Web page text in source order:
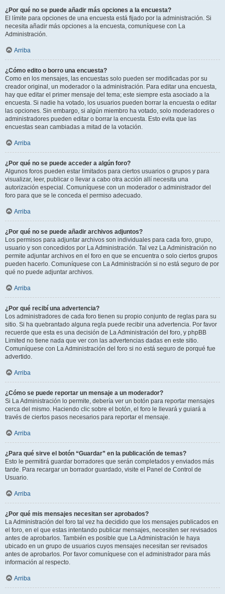
¿Por qué no se puede añadir más opciones a la encuesta?
El límite para opciones de una encuesta está fijado por la administración. Si
necesita añadir más opciones a la encuesta, comuníquese con La
Administración.
Arriba
¿Cómo edito o borro una encuesta?
Como en los mensajes, las encuestas solo pueden ser modificadas por su
creador original, un moderador o la administración. Para editar una encuesta,
hay que editar el primer mensaje del tema; este siempre esta asociado a la
encuesta. Si nadie ha votado, los usuarios pueden borrar la encuesta o editar
las opciones. Sin embargo, si algún miembro ha votado, solo moderadores o
administradores pueden editar o borrar la encuesta. Esto evita que las
encuestas sean cambiadas a mitad de la votación.
Arriba
¿Por qué no se puede acceder a algún foro?
Algunos foros pueden estar limitados para ciertos usuarios o grupos y para
visualizar, leer, publicar o llevar a cabo otra acción allí necesita una
autorización especial. Comuníquese con un moderador o administrador del
foro para que se le conceda el permiso adecuado.
Arriba
¿Por qué no se puede añadir archivos adjuntos?
Los permisos para adjuntar archivos son individuales para cada foro, grupo,
usuario y son concedidos por La Administración. Tal vez La Administración no
permite adjuntar archivos en el foro en que se encuentra o solo ciertos grupos
pueden hacerlo. Comuníquese con La Administración si no está seguro de por
qué no puede adjuntar archivos.
Arriba
¿Por qué recibí una advertencia?
Los administradores de cada foro tienen su propio conjunto de reglas para su
sitio. Si ha quebrantado alguna regla puede recibir una advertencia. Por favor
recuerde que esta es una decisión de La Administración del foro, y phpBB
Limited no tiene nada que ver con las advertencias dadas en este sitio.
Comuníquese con La Administración del foro si no está seguro de porqué fue
advertido.
Arriba
¿Cómo se puede reportar un mensaje a un moderador?
Si La Administración lo permite, debería ver un botón para reportar mensajes
cerca del mismo. Haciendo clic sobre el botón, el foro le llevará y guiará a
través de ciertos pasos necesarios para reportar el mensaje.
Arriba
¿Para qué sirve el botón “Guardar” en la publicación de temas?
Esto le permitirá guardar borradores que serán completados y enviados más
tarde. Para recargar un borrador guardado, visite el Panel de Control de
Usuario.
Arriba
¿Por qué mis mensajes necesitan ser aprobados?
La Administración del foro tal vez ha decidido que los mensajes publicados en
el foro, en el que estas intentando publicar mensajes, necesiten ser revisados
antes de aprobarlos. También es posible que La Administración le haya
ubicado en un grupo de usuarios cuyos mensajes necesitan ser revisados
antes de aprobarlos. Por favor comuníquese con el administrador para más
información al respecto.
Arriba